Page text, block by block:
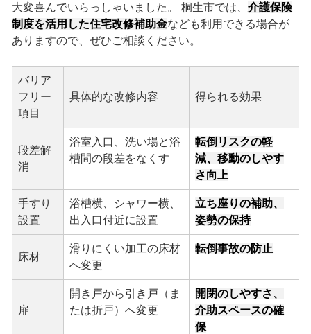
大変喜んでいらっしゃいました。 桐生市では、 介護保険
制度を活用した住宅改修補助金なども利用できる場合が
ありますので、ぜひご相談ください。
バリア
フリー
項目
具体的な改修内容 得られる効果
段差解
消
浴室入口、洗い場と浴
槽間の段差をなくす
転倒リスクの軽
減、移動のしやす
さ向上
手すり
設置
浴槽横、シャワー横、
出入口付近に設置
立ち座りの補助、
姿勢の保持
床材
滑りにくい加工の床材
へ変更
転倒事故の防止
扉
開き戸から引き戸（ま
たは折戸）へ変更
開閉のしやすさ、
介助スペースの確
保